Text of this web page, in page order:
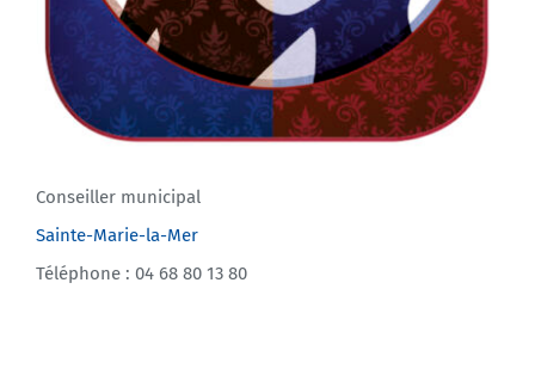
Conseiller municipal
Sainte-Marie-la-Mer
Téléphone : 04 68 80 13 80